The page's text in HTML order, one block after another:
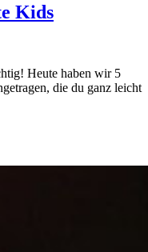
Kids
Heute haben wir 5
die du ganz leicht